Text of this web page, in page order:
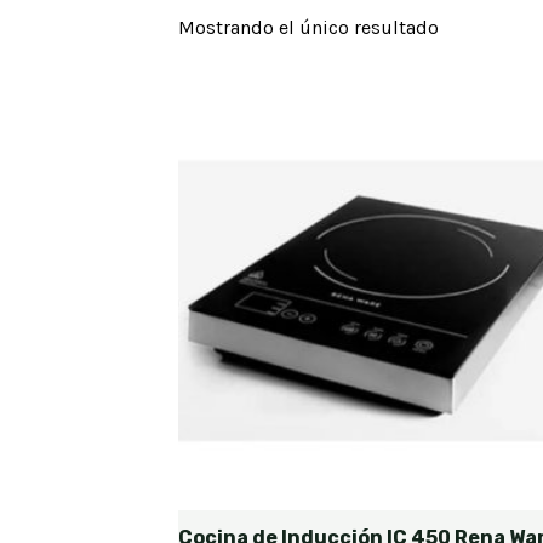
Mostrando el único resultado
Cocina de Inducción IC 450 Rena